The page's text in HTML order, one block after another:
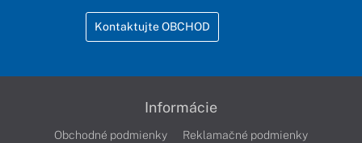
Kontaktujte OBCHOD
Informácie
Obchodné podmienky
Reklamačné podmienky